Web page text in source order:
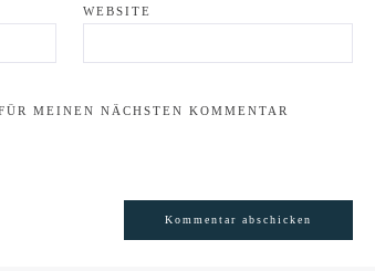
WEBSITE
MEINEN NÄCHSTEN KOMMENTAR